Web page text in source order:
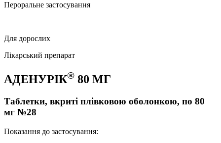
Пероральне застосування
Для дорослих
Лікарський препарат
АДЕНУРІК® 80 МГ
Таблетки, вкриті плівковою оболонкою, по 80
мг №28
Показання до застосування: